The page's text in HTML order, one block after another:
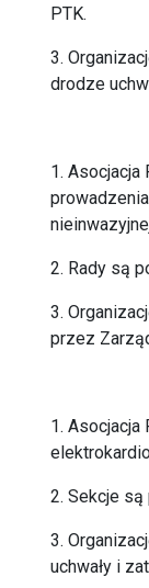
PTK.
3.
drodze
1.
2. Rady są
3.
przez
1.
2. Sekcje są
3.
uchwały i